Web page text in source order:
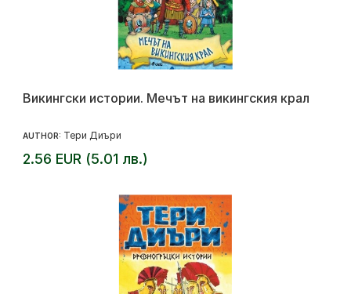
Викингски истории. Мечът на викингския крал
AUTHOR: Тери Диъри
2.56 EUR (5.01 лв.)